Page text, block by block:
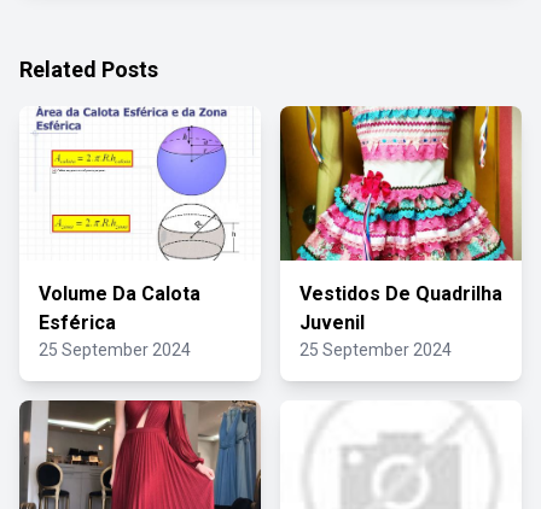
Related Posts
Volume Da Calota
Esférica
25 September 2024
Vestidos De Quadrilha
Juvenil
25 September 2024